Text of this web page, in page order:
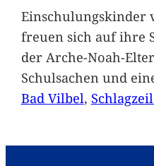
Einschulungskinder
freuen sich auf ihre
der Arche-Noah-
Schulsachen und
Bad Vilbel,